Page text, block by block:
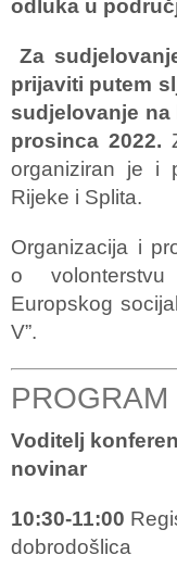
odluka u
Za
prijaviti putem
sudjelovanje
prosinca 2022.
organiziran je i
Rijeke i Splita.
Organizacija i
o
Europskog
V”.
Voditelj
novinar
10:30-11:00
dobrodošlica